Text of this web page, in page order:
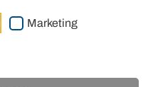
Marketing